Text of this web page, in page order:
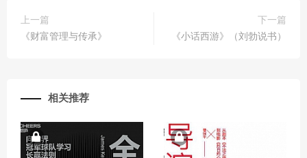
上一篇
《财富管理与传承》
下一篇
《小话西游》（刘勃说书）
相关推荐